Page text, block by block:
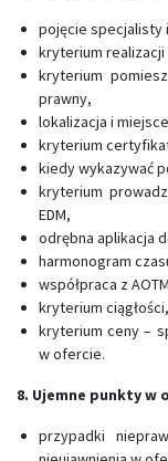
pojęcie specjalisty
kryterium realizacji
kryterium
prawny,
lokalizacja i
kryterium
kiedy wykazywać
kryterium
EDM,
odrębna aplikacja
harmonogram
współpraca z
kryterium ciągłości,
kryterium ceny –
w ofercie.
8. Ujemne punkty w
przypadki